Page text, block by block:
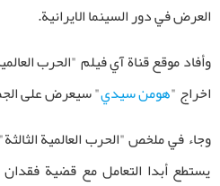
العرض في دور السينما الايرانية.
وأفاد موقع قناة آي فيلم "الحرب
اخراج "هومن سيدي" سيعرض على
وجاء في ملخص "الحرب العالمية
يستطع أبدا التعامل مع قضية